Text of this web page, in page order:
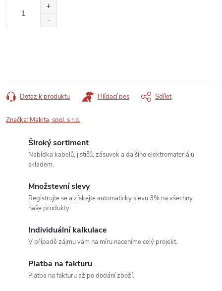
Dotaz k produktu Hlídací pes Sdílet
Značka: Makita, spol. s r.o.
Široký sortiment
Nabídka kabelů, jističů, zásuvek a dalšího elektromateriálu
skladem.
Množstevní slevy
Registrujte se a získejte automaticky slevu 3% na všechny
naše produkty.
Individuální kalkulace
V případě zájmu vám na míru naceníme celý projekt.
Platba na fakturu
Platba na fakturu až po dodání zboží.